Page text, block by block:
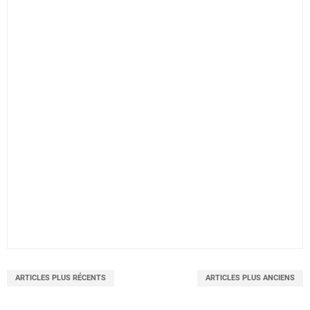
ARTICLES PLUS RÉCENTS ARTICLES PLUS ANCIENS